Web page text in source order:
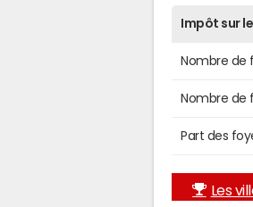
Impôt sur
Nombre de
Nombre de
Part des
Les